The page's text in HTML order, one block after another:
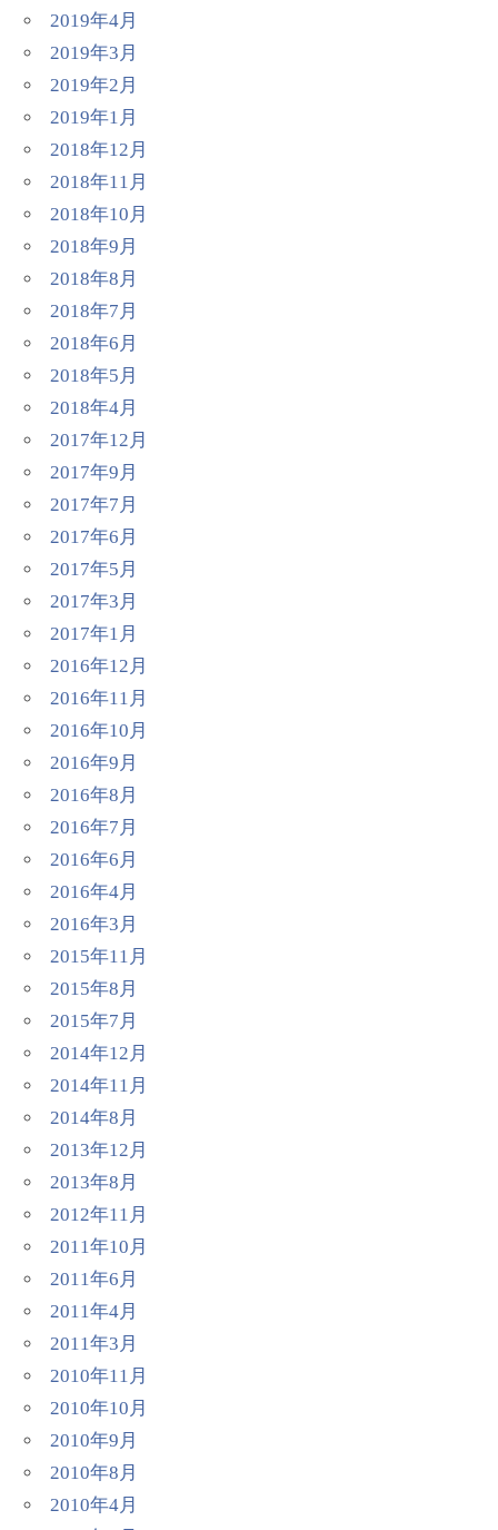
2019年4月
2019年3月
2019年2月
2019年1月
2018年12月
2018年11月
2018年10月
2018年9月
2018年8月
2018年7月
2018年6月
2018年5月
2018年4月
2017年12月
2017年9月
2017年7月
2017年6月
2017年5月
2017年3月
2017年1月
2016年12月
2016年11月
2016年10月
2016年9月
2016年8月
2016年7月
2016年6月
2016年4月
2016年3月
2015年11月
2015年8月
2015年7月
2014年12月
2014年11月
2014年8月
2013年12月
2013年8月
2012年11月
2011年10月
2011年6月
2011年4月
2011年3月
2010年11月
2010年10月
2010年9月
2010年8月
2010年4月